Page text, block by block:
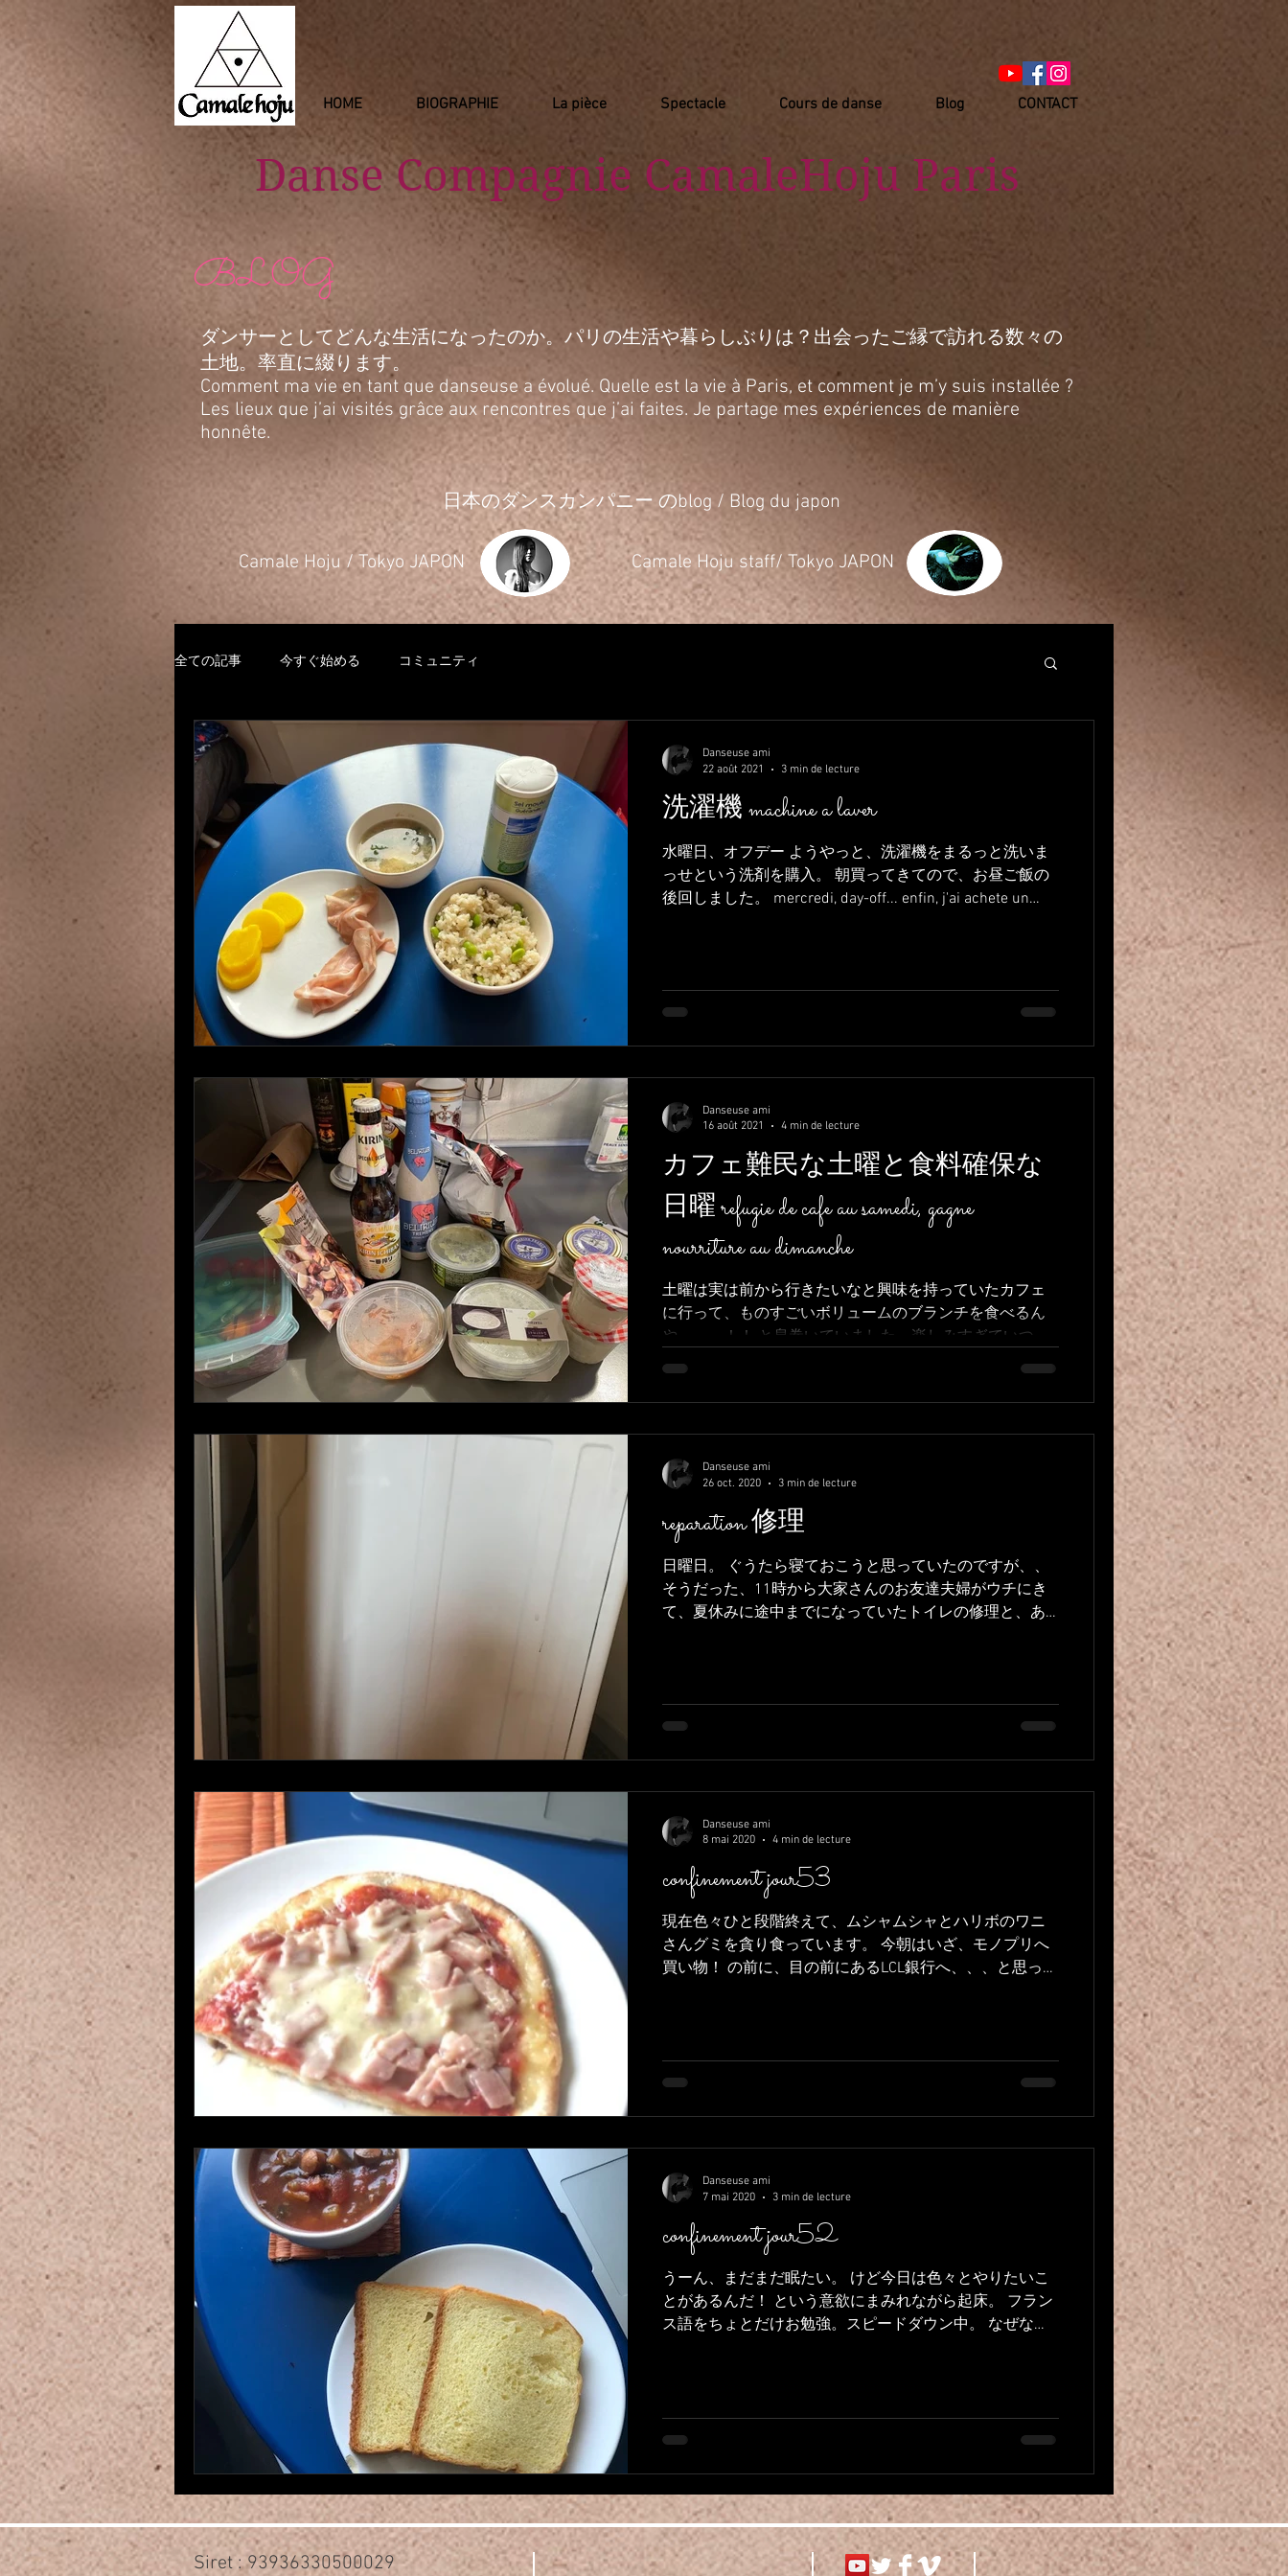
HOME BIOGRAPHIE La pièce Spectacle Cours de danse Blog CONTACT
Danse Compagnie ​ CamaleHoju Paris
BLOG
ダンサーとしてどんな生活になったのか。パリの生活や暮らしぶりは？出会ったご縁で訪れる数々の
土地。率直に綴ります。
Comment ma vie en tant que danseuse a évolué. Quelle est la vie à Paris, et comment je m’y suis installée ?
Les lieux que j’ai visités grâce aux rencontres que j’ai faites. Je partage mes expériences de manière
honnête.
日本のダンスカンパニー のblog / Blog du japon
​Camale Hoju / Tokyo JAPON ​Camale Hoju staff/ Tokyo JAPON
全ての記事 今すぐ始める コミュニティ
洗濯機 machine a laver
水曜日、オフデー ようやっと、洗濯機をまるっと洗いま
っせという洗剤を購入。 朝買ってきてので、お昼ご飯の
後回しました。 mercredi, day-off... enfin, j'ai achete un
Danseuse ami
22 août 2021
3 min de lecture
カフェ難民な土曜と食料確保な
日曜 refugie de cafe au samedi, gagne
nourriture au dimanche
土曜は実は前から行きたいなと興味を持っていたカフェ
に行って、ものすごいボリュームのブランチを食べるん
や、、、！！ と息巻いていました。楽しみすぎていつも
より２時間も早く起きちゃったという。 てくてく歩いて
が、、、...
Danseuse ami
16 août 2021
4 min de lecture
reparation 修理
日曜日。 ぐうたら寝ておこうと思っていたのですが、、
そうだった、11時から大家さんのお友達夫婦がウチにき
て、夏休みに途中までになっていたトイレの修理と、あ
Danseuse ami
26 oct. 2020
3 min de lecture
confinement jour53
現在色々ひと段階終えて、ムシャムシャとハリボのワニ
さんグミを貪り食っています。 今朝はいざ、モノプリへ
買い物！ の前に、目の前にあるLCL銀行へ、、、と思った
Danseuse ami
8 mai 2020
4 min de lecture
confinement jour52
うーん、まだまだ眠たい。 けど今日は色々とやりたいこ
とがあるんだ！ という意欲にまみれながら起床。 フラン
ス語をちょとだけお勉強。スピードダウン中。 なぜな
Danseuse ami
7 mai 2020
3 min de lecture
Siret : 93936330500029